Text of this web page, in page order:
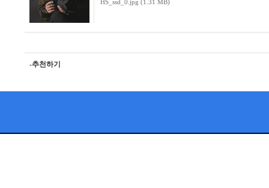
HS_ssd_0.jpg (1.31 MB)
-추천하기